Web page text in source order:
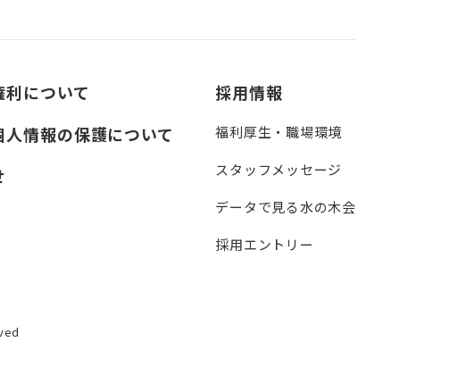
について
情報の保護について
採用情報
福利厚生・職場環境
スタッフメッセージ
データで見る水の木会
採用エントリー